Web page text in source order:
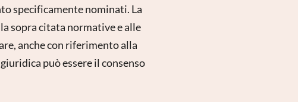
specificamente nominati. La
sopra citata normative e alle
anche con riferimento alla
può essere il consenso